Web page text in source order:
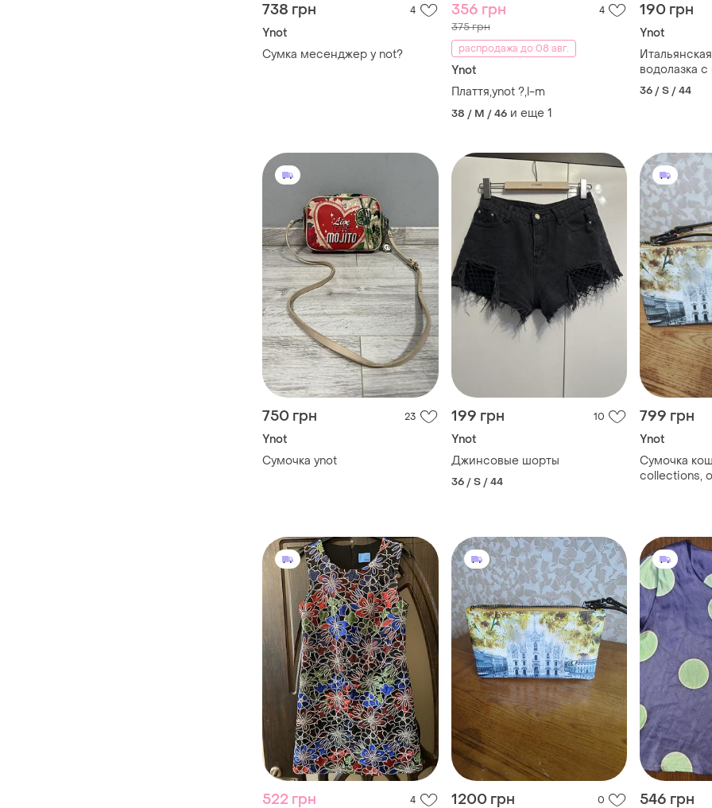
738 грн 4
Ynot
Сумка месенджер y not?
356 грн 4
375 грн
распродажа до 08 авг.
Ynot
Плаття,ynot ?,l-m
38 / M / 46 и еще 1
190 грн
Ynot
водолазка
цветами/s/
состояние
36 / S / 44
750 грн 23
Ynot
Сумочка ynot
199 грн 10
Ynot
Джинсовые шорты
36 / S / 44
799 грн
Ynot
Сумочка
collections,
522 грн 4 1200 грн 0 546 грн